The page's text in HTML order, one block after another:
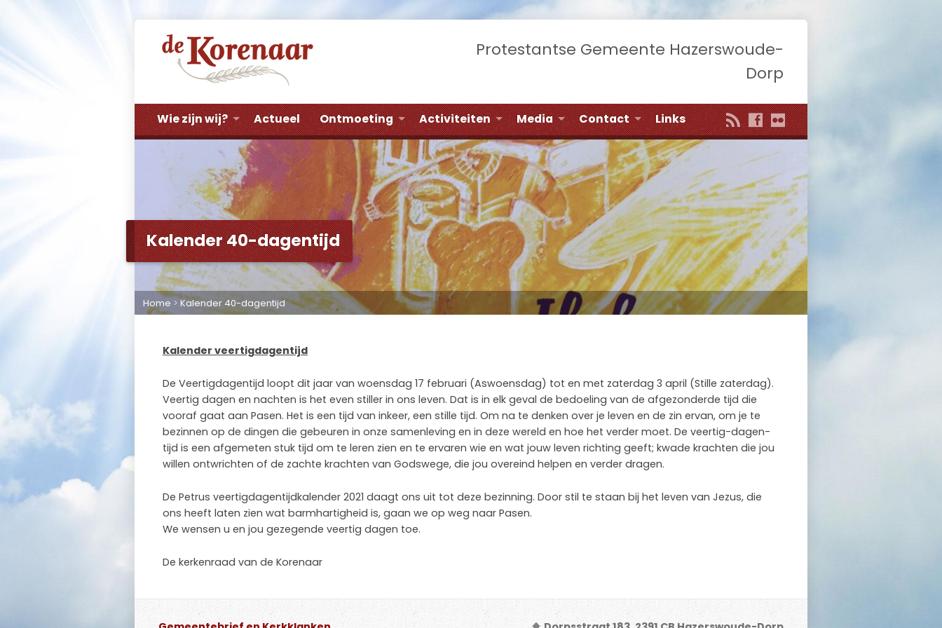
Protestantse Gemeente Hazerswoude-
Dorp
Wie zijn wij? Actueel Ontmoeting Activiteiten Media Contact Links
Kalender 40-dagentijd
Home >Kalender 40-dagentijd
Kalender veertigdagentijd
De Veertigdagentijd loopt dit jaar van woensdag 17 februari (Aswoensdag) tot en met zaterdag 3 april (Stille zaterdag).
Veertig dagen en nachten is het even stiller in ons leven. Dat is in elk geval de bedoeling van de afgezonderde tijd die
vooraf gaat aan Pasen. Het is een tijd van inkeer, een stille tijd. Om na te denken over je leven en de zin ervan, om je te
bezinnen op de dingen die gebeuren in onze samenleving en in deze wereld en hoe het verder moet. De veertig-dagen-
tijd is een afgemeten stuk tijd om te leren zien en te ervaren wie en wat jouw leven richting geeft; kwade krachten die jou
willen ontwrichten of de zachte krachten van Godswege, die jou overeind helpen en verder dragen.
De Petrus veertigdagentijdkalender 2021 daagt ons uit tot deze bezinning. Door stil te staan bij het leven van Jezus, die
ons heeft laten zien wat barmhartigheid is, gaan we op weg naar Pasen.
We wensen u en jou gezegende veertig dagen toe.
De kerkenraad van de Korenaar